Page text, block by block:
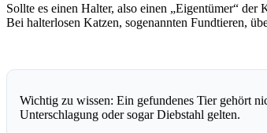
Sollte es einen Halter, also einen „Eigentümer“ der
Bei halterlosen Katzen, sogenannten Fundtieren,
Wichtig zu wissen: Ein gefundenes Tier gehört
Unterschlagung oder sogar Diebstahl gelten.